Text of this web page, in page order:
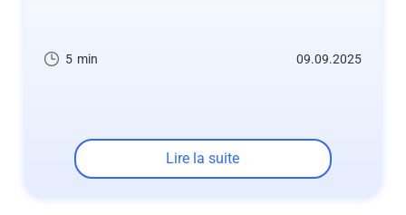
5 min 09.09.2025
Lire la suite